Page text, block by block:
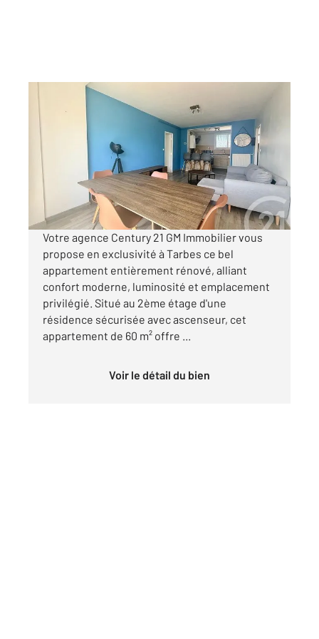
TARBES 65
59,52 m
, 3 pièces
Ref : 3905
Appartement T3 à vendre
104 000 €
Visiter le site dédié
Votre agence Century 21 GM Immobilier vous
propose en exclusivité à Tarbes ce bel
appartement entièrement rénové, alliant
confort moderne, luminosité et emplacement
privilégié. Situé au 2ème étage d'une
résidence sécurisée avec ascenseur, cet
appartement de 60 m² offre ...
Voir le détail du bien